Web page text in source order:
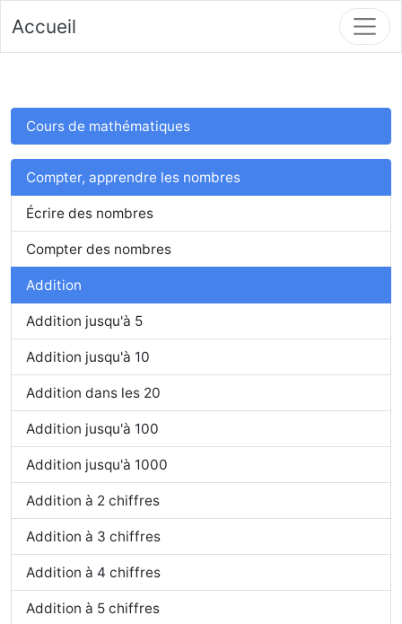
Accueil
Cours de mathématiques
Compter, apprendre les nombres
Écrire des nombres
Compter des nombres
Addition
Addition jusqu'à 5
Addition jusqu'à 10
Addition dans les 20
Addition jusqu'à 100
Addition jusqu'à 1000
Addition à 2 chiffres
Addition à 3 chiffres
Addition à 4 chiffres
Addition à 5 chiffres